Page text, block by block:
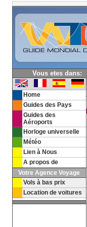
Vous etes dans:
Home
Guides des Pays
Guides des
Aéroports
Horloge universelle
Météo
Lien à Nous
A propos de
Votre Agence Voyage
Vols à bas prix
Location de voitures